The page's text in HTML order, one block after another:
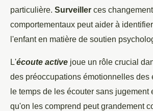
particulière. Surveiller ces
comportementaux peut aider à
l'enfant en matière de soutien
L'écoute active joue un rôle crucial
des préoccupations émotionnelles des
le temps de les écouter sans jugement
qu'on les comprend peut grandement